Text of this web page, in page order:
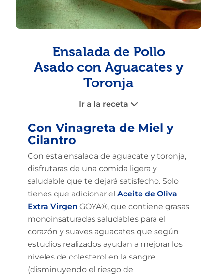
Ensalada de Pollo
Asado con Aguacates y
Toronja
Ir a la receta
Con Vinagreta de Miel y
Cilantro
Con esta ensalada de aguacate y toronja,
disfrutaras de una comida ligera y
saludable que te dejará satisfecho. Solo
tienes que adicionar el Aceite de Oliva
Extra Virgen GOYA®, que contiene grasas
monoinsaturadas saludables para el
corazón y suaves aguacates que según
estudios realizados ayudan a mejorar los
niveles de colesterol en la sangre
(disminuyendo el riesgo de